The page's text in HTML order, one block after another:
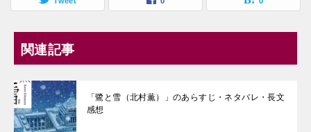
関連記事
「鷺と雪（北村薫）」のあらすじ・ネタバレ・長文
感想